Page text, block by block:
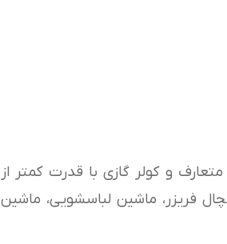
و کولر گازی با قدرت کمتر از
فریزر، ماشین لباسشویی، ماشین